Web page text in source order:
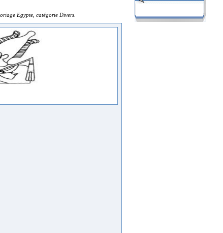
Egypte, catégorie Divers